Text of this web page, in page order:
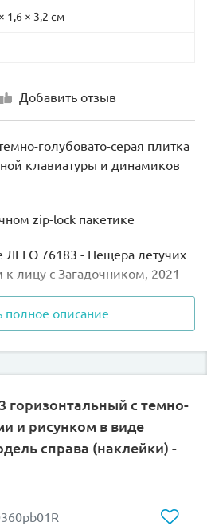
1,6 × 3,2 см
Добавить отзыв
голубовато-серая плитка
клавиатуры и динамиков
zip-lock пакетике
ЛЕГО 76183 - Пещера летучих
лицу с Загадочником, 2021
полное описание
горизонтальный с темно-
и рисунком в виде
справа (наклейки) -